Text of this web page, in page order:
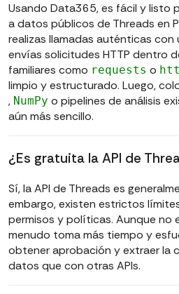
Usando Data365, es fácil y listo
a datos públicos de Threads en
realizas llamadas auténticas con
envías solicitudes HTTP dentro
familiares como requests o
limpio y estructurado. Luego,
, NumPy o pipelines de análisis
aún más sencillo.
¿Es gratuita la API de
Sí, la API de Threads es
embargo, existen estrictos
permisos y políticas. Aunque no
menudo toma más tiempo y
obtener aprobación y extraer la
datos que con otras APIs.